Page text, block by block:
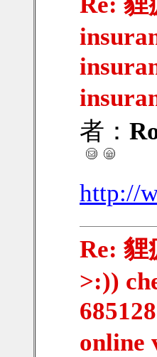
者：
http://
Re: 貍
>:))
online